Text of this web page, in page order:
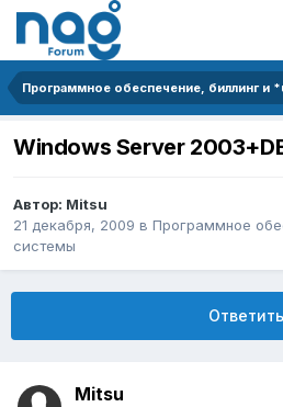
Программное обеспечение, биллинг и
Windows Server
Автор: Mitsu
21 декабря, 2009 в Программное
системы
Ответить
Mitsu